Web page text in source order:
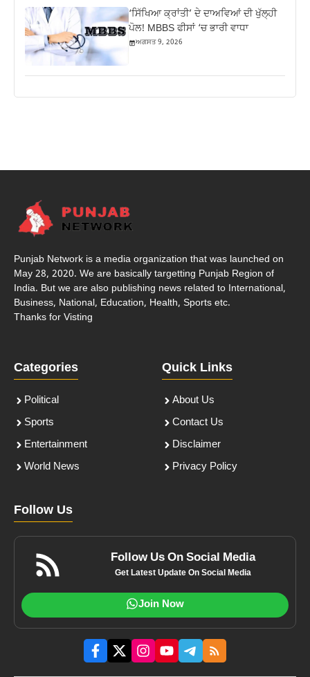
‘ਸਿੱਖਿਆ ਕ੍ਰਾਂਤੀ’ ਦੇ ਦਾਅਵਿਆਂ ਦੀ ਖੁੱਲ੍ਹੀ
ਪੋਲ! MBBS ਫੀਸਾਂ ‘ਚ ਭਾਰੀ ਵਾਧਾ
ਅਗਸਤ 9, 2026
Punjab Network is a media organization that was launched on
May 28, 2020. We are basically targetting Punjab Region of
India. But we are also publishing news related to International,
Business, National, Education, Health, Sports etc.
Thanks for Visting
Categories
Political
Sports
Entertainment
World News
Quick Links
About Us
Contact Us
Disclaimer
Privacy Policy
Follow Us
Follow Us On Social Media
Get Latest Update On Social Media
Join Now